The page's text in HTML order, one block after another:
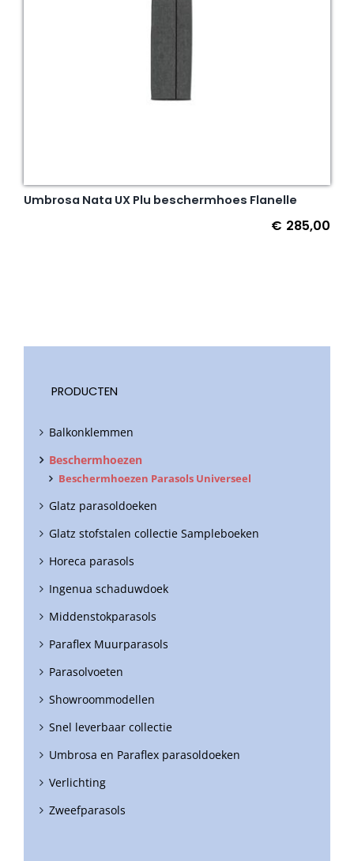
Umbrosa Nata UX Plu beschermhoes Flanelle
€ 285,00
PRODUCTEN
Balkonklemmen
Beschermhoezen
Beschermhoezen Parasols Universeel
Glatz parasoldoeken
Glatz stofstalen collectie Sampleboeken
Horeca parasols
Ingenua schaduwdoek
Middenstokparasols
Paraflex Muurparasols
Parasolvoeten
Showroommodellen
Snel leverbaar collectie
Umbrosa en Paraflex parasoldoeken
Verlichting
Zweefparasols